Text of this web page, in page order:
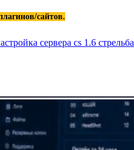
сайтов.
сервера cs 1.6 стрельба